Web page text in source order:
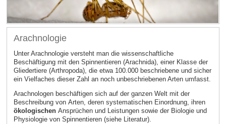
Arachnologie
Unter Arachnologie versteht man die wissenschaftliche
Beschäftigung mit den Spinnentieren (Arachnida), einer Klasse der
Gliedertiere (Arthropoda), die etwa 100.000 beschriebene und sicher
ein Vielfaches dieser Zahl an noch unbeschriebenen Arten umfasst.
Arachnologen beschäftigen sich auf der ganzen Welt mit der
Beschreibung von Arten, deren systematischen Einordnung, ihren
ökologischen Ansprüchen und Leistungen sowie der Biologie und
Physiologie von Spinnentieren (siehe Literatur).